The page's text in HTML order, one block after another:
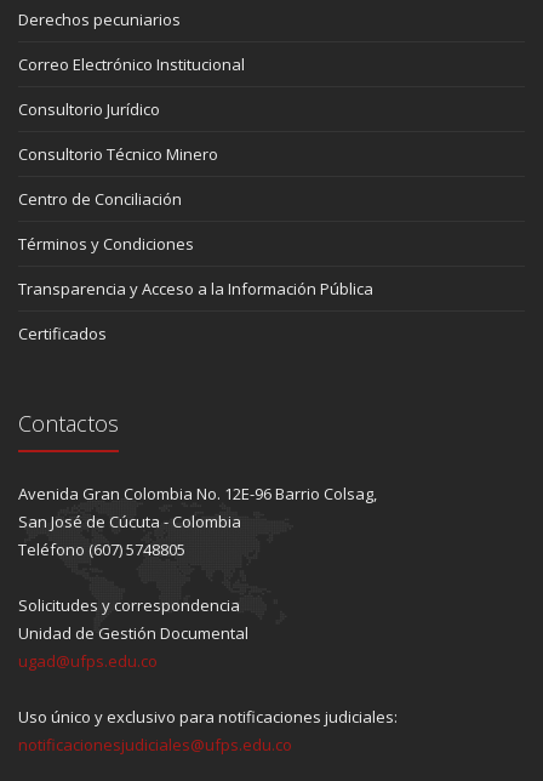
Derechos pecuniarios
Correo Electrónico Institucional
Consultorio Jurídico
Consultorio Técnico Minero
Centro de Conciliación
Términos y Condiciones
Transparencia y Acceso a la Información Pública
Certificados
Contactos
Avenida Gran Colombia No. 12E-96 Barrio Colsag,
San José de Cúcuta - Colombia
Teléfono (607) 5748805
Solicitudes y correspondencia
Unidad de Gestión Documental
ugad@ufps.edu.co
Uso único y exclusivo para notificaciones judiciales:
notificacionesjudiciales@ufps.edu.co